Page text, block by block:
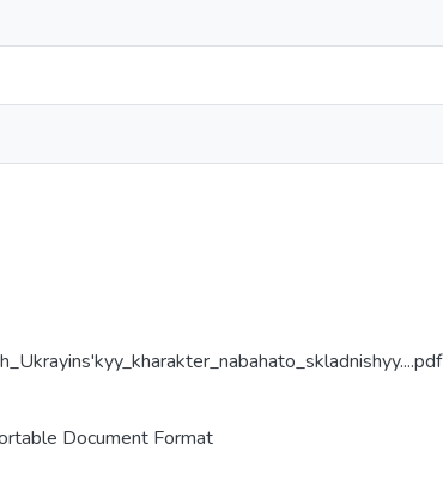
Document Format